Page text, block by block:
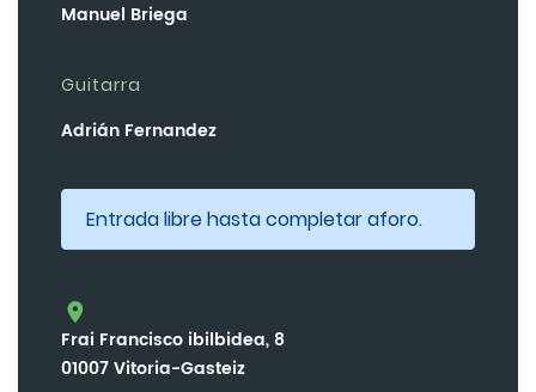
Manuel Briega
Guitarra
Adrián Fernandez
Entrada libre hasta completar aforo.
Frai Francisco ibilbidea, 8
01007 Vitoria-Gasteiz